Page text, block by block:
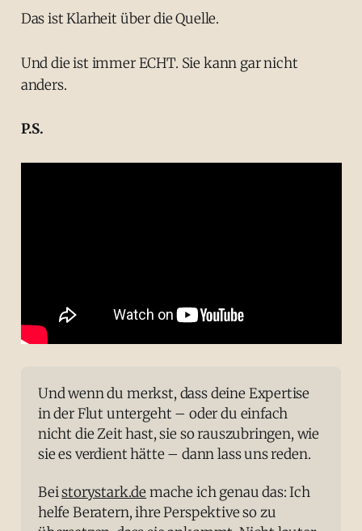
Das ist Klarheit über die Quelle.
Und die ist immer ECHT. Sie kann gar nicht
anders.
P.S.
Und wenn du merkst, dass deine Expertise
in der Flut untergeht – oder du einfach
nicht die Zeit hast, sie so rauszubringen, wie
sie es verdient hätte – dann lass uns reden.
Bei storystark.de mache ich genau das: Ich
helfe Beratern, ihre Perspektive so zu